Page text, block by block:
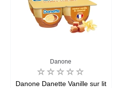
Danone
Danone Danette Vanille sur lit